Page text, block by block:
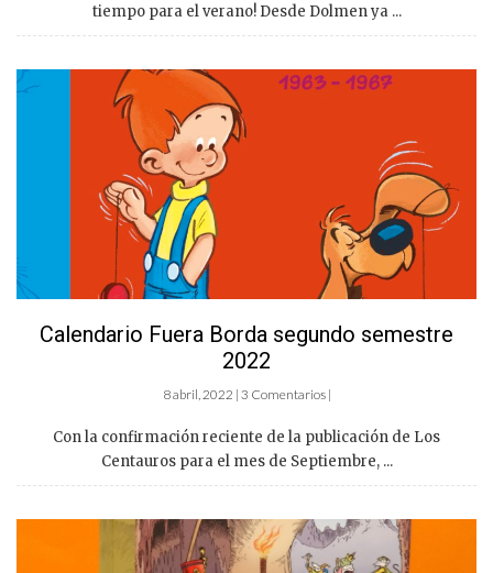
tiempo para el verano! Desde Dolmen ya ...
Calendario Fuera Borda segundo semestre
2022
8 abril, 2022 | 3 Comentarios |
Con la confirmación reciente de la publicación de Los
Centauros para el mes de Septiembre, ...